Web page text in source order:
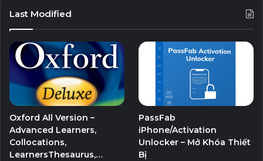
Last Modified
Oxford All Version –
Advanced Learners,
Collocations,
LearnersThesaurus,…
PassFab
iPhone/Activation
Unlocker – Mở Khóa Thiết
Bị